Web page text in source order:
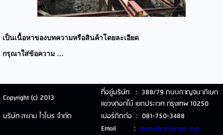
เป็นเนื้อหาของบทความหรือสินค้าโดยละเอียด
กรุณาใส่ข้อความ …
Copyright (c) 2013
ที่อยู่บริษัท : 388/79 ถนนกาญจนาภิเษก
แขวงดอกไม้ เขตประเวศ กรุงเทพ 10250
บริษัท สยาม ไวโบร จำกัด
เบอร์ติดต่อ : 081-750-3488
Email : siamvibro@gmail.com